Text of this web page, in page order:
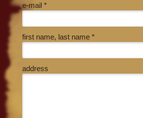
e-mail *
first name, last name *
address